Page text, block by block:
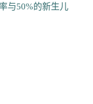
与50%的新生儿